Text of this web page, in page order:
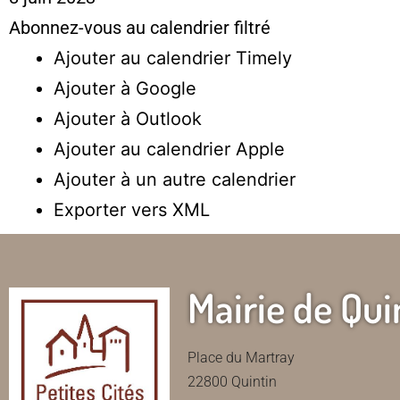
Abonnez-vous au calendrier filtré
Ajouter au calendrier Timely
Ajouter à Google
Ajouter à Outlook
Ajouter au calendrier Apple
Ajouter à un autre calendrier
Exporter vers XML
Mairie de
Place du Martray
22800 Quintin